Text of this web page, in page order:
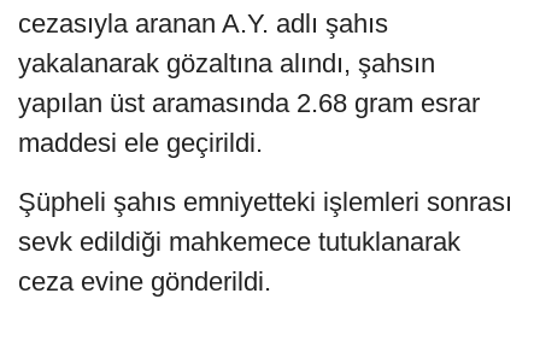
cezasıyla aranan A.Y. adlı şahıs
yakalanarak gözaltına alındı, şahsın
yapılan üst aramasında 2.68 gram esrar
maddesi ele geçirildi.
Şüpheli şahıs emniyetteki işlemleri sonrası
sevk edildiği mahkemece tutuklanarak
ceza evine gönderildi.